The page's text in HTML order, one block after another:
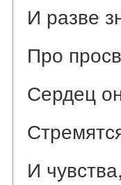
И разве
Про
Сердец
И